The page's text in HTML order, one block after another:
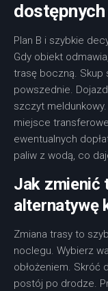
Plan B i szybkie
Gdy obiekt
trasę boczną. Skup
powszednie.
szczyt
miejsce
ewentualnych
paliw z wodą, co
Jak zmienić
alternatywę
Zmiana trasy to
noclegu. Wybierz
obłożeniem. Skróć
postój po drodze.